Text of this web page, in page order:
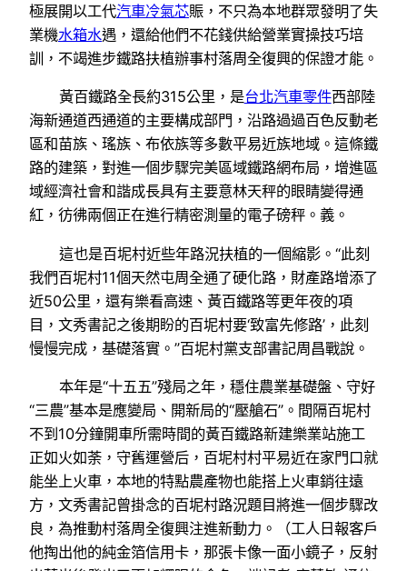
極展開以工代汽車冷氣芯賑，不只為本地群眾發明了失
業機水箱水遇，還給他們不花錢供給營業實操技巧培
訓，不竭進步鐵路扶植辦事村落周全復興的保證才能。
黃百鐵路全長約315公里，是台北汽車零件西部陸
海新通道西通道的主要構成部門，沿路過過百色反動老
區和苗族、瑤族、布依族等多數平易近族地域。這條鐵
路的建築，對進一個步驟完美區域鐵路網布局，增進區
域經濟社會和諧成長具有主要意林天秤的眼睛變得通
紅，彷彿兩個正在進行精密測量的電子磅秤。義。
這也是百坭村近些年路況扶植的一個縮影。“此刻
我們百坭村11個天然屯周全通了硬化路，財產路增添了
近50公里，還有樂看高速、黃百鐵路等更年夜的項
目，文秀書記之後期盼的百坭村要‘致富先修路’，此刻
慢慢完成，基礎落實。”百坭村黨支部書記周昌戰說。
本年是“十五五”殘局之年，穩住農業基礎盤、守好
“三農”基本是應變局、開新局的“壓艙石”。間隔百坭村
不到10分鐘開車所需時間的黃百鐵路新建樂業站施工
正如火如荼，守舊運營后，百坭村村平易近在家門口就
能坐上火車，本地的特點農產物也能搭上火車銷往遠
方，文秀書記曾掛念的百坭村路況題目將進一個步驟改
良，為推動村落周全復興注進新動力。（工人日報客戶
他掏出他的純金箔信用卡，那張卡像一面小鏡子，反射